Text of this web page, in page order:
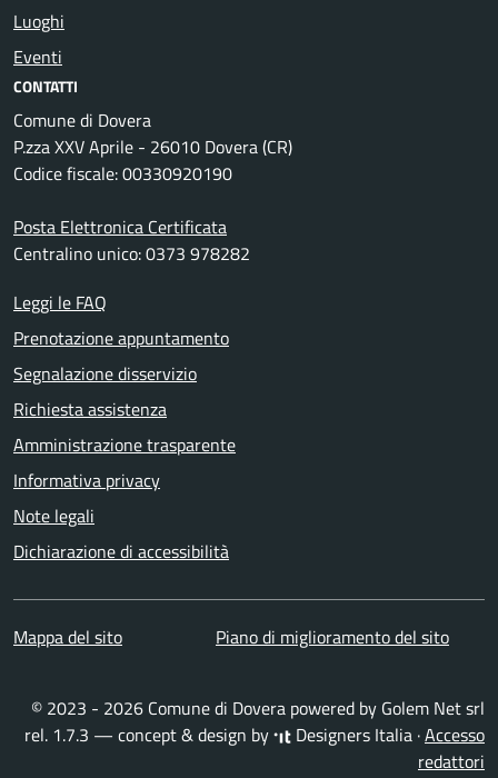
Luoghi
Eventi
CONTATTI
Comune di Dovera
P.zza XXV Aprile - 26010 Dovera (CR)
Codice fiscale: 00330920190
Posta Elettronica Certificata
Centralino unico: 0373 978282
Leggi le FAQ
Prenotazione appuntamento
Segnalazione disservizio
Richiesta assistenza
Amministrazione trasparente
Informativa privacy
Note legali
Dichiarazione di accessibilità
Mappa del sito Piano di miglioramento del sito
© 2023 - 2026 Comune di Dovera powered by Golem Net srl
rel. 1.7.3 — concept & design by
Designers Italia ·Accesso
redattori